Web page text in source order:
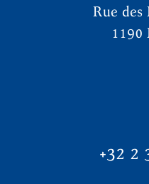
Rue
1190
+32 2